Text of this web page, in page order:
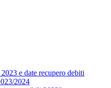
e date recupero debiti
2024